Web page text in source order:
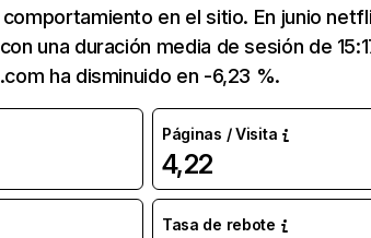
en el sitio. En junio
una duración media de sesión de
ha disminuido en -6,23 %.
Páginas / Visita
4,22
Tasa de rebote